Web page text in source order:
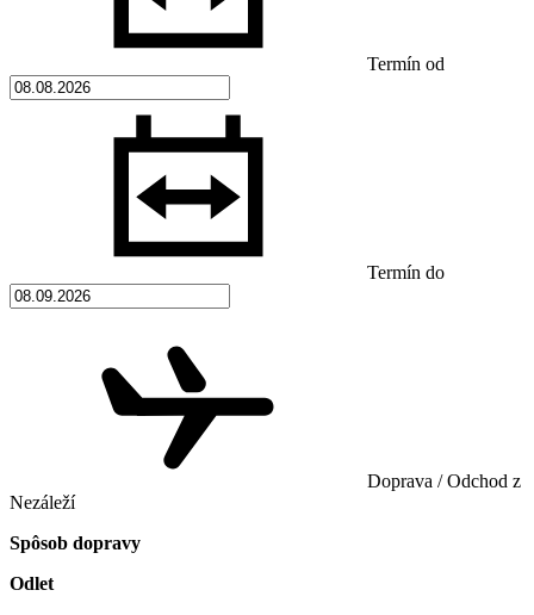
Termín od
Termín do
Doprava / Odchod z
Nezáleží
Spôsob dopravy
Odlet